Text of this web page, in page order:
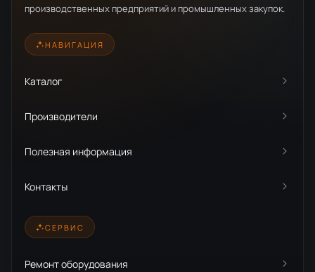
производственных предприятий и промышленных закупок.
НАВИГАЦИЯ
Каталог
Производители
Полезная информация
Контакты
СЕРВИС
Ремонт оборудования